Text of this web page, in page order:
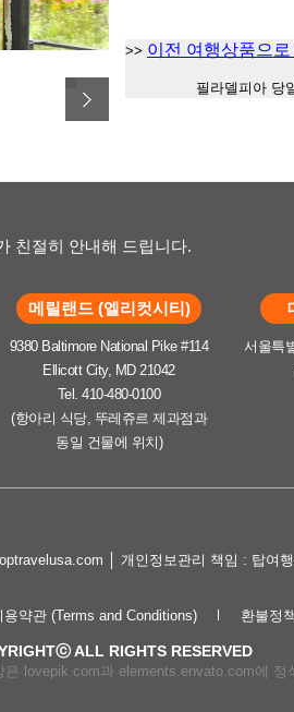
>> 이전 여행상품으로
필라델피아 당
친절히 안내해 드립니다.
메릴랜드 (엘리컷시티)
9380 Baltimore National Pike #114
Ellicott City, MD 21042
Tel. 410-480-0100
(항아리 식당, 뚜레쥬르 제과점과
동일 건물에 위치)
서울특
│ 개인정보관리 책임 : 탑여
용약관 (Terms and Conditions) 환불정
ALL RIGHTS RESERVED
lovepik.com과 elements.envato.com에 정